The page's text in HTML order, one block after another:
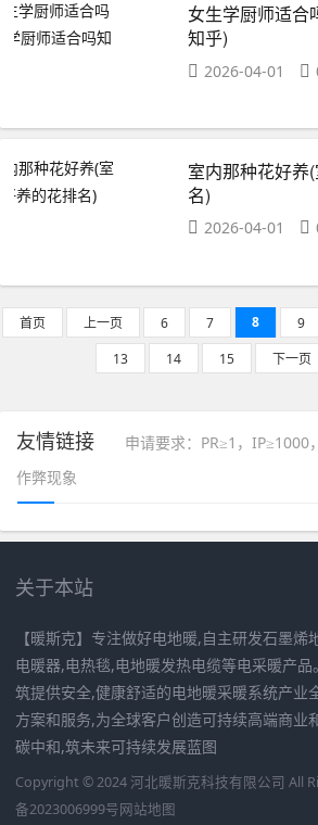
女生学厨师适合
知乎)
2026-04-01
室内那种花好养
名)
2026-04-01
首页 上一页 6 7 8 9
13
14 15 下一页
友情链接
申请要求：PR≥1，IP≥1000
作弊现象
关于本站
【暖斯克】专注做好电地暖,自主研发石墨烯
电暖器,电热毯,电地暖发热电缆等电采暖产
筑提供安全,健康舒适的电地暖采暖系统产业
方案和服务,为全球客户创造可持续高端商业
碳中和,筑未来可持续发展蓝图
Copyright © 2024 河北暖斯克科技有限公司 All
备2023006999号网站地图